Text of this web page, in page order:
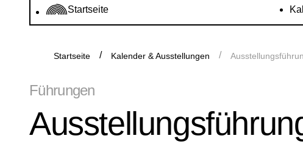
Startseite
Startseite Kalender & Ausstellungen
Führungen